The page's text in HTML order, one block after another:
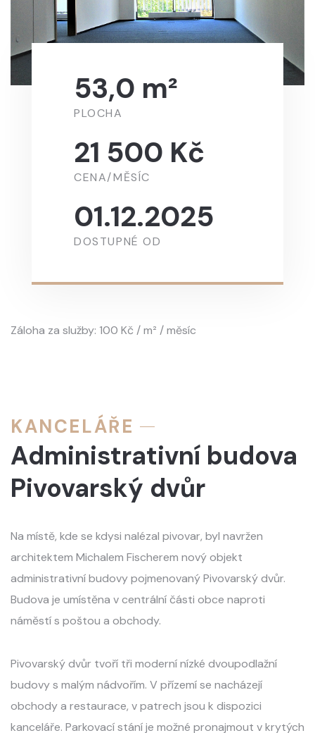
53,0 m²
PLOCHA
21 500 Kč
CENA/MĚSÍC
01.12.2025
DOSTUPNÉ OD
Záloha za služby: 100 Kč / m² / měsíc
KANCELÁŘE
Administrativní budova
Pivovarský dvůr
Na místě, kde se kdysi nalézal pivovar, byl navržen
architektem Michalem Fischerem nový objekt
administrativní budovy pojmenovaný Pivovarský dvůr.
Budova je umístěna v centrální části obce naproti
náměstí s poštou a obchody.
Pivovarský dvůr tvoří tři moderní nízké dvoupodlažní
budovy s malým nádvořím. V přízemí se nacházejí
obchody a restaurace, v patrech jsou k dispozici
kanceláře. Parkovací stání je možné pronajmout v krytých